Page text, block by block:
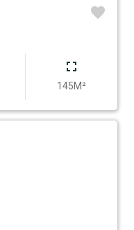
145M²